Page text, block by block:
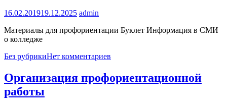
16.02.201919.12.2025 admin
Материалы для профориентации Буклет Информация в СМИ
о колледже
Без рубрикиНет комментариев
Организация профориентационной
работы